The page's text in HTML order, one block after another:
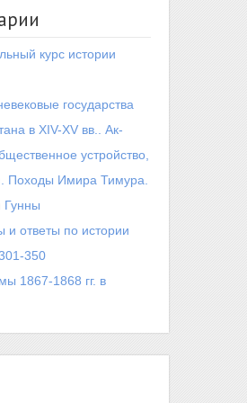
курс истории
государства
в XIV-XV вв.. Ак-
устройство,
Походы Имира Тимура.
Гунны
и ответы по истории
350
1867-1868 гг. в